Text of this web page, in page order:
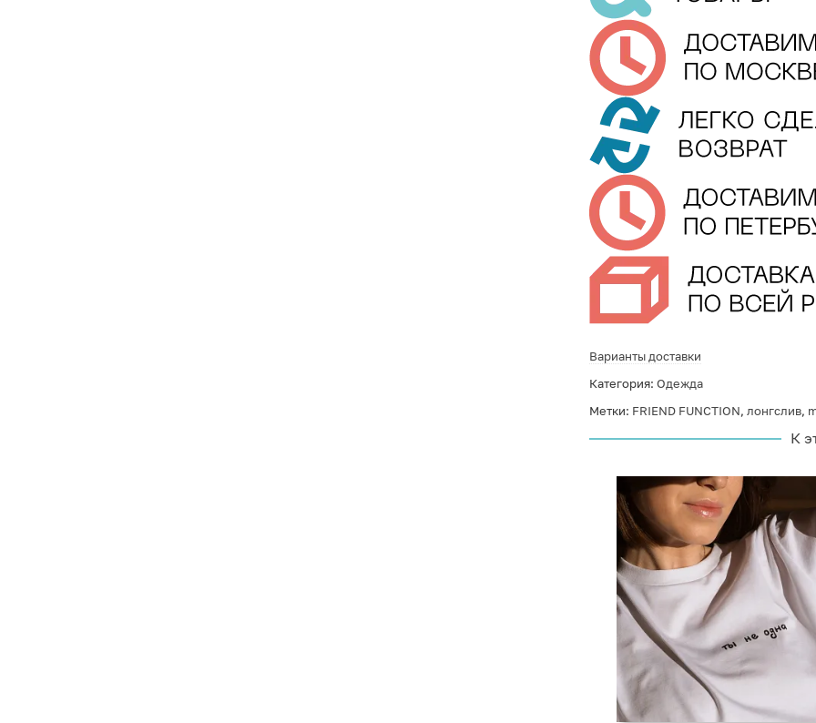
Варианты доставки
Категория: Одежда
Метки: FRIEND FUNCTION, лонгслив,
К